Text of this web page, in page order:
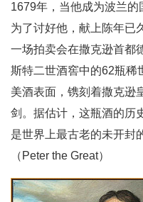
1679年，当他成为波兰
为了讨好他，献上陈年
一场拍卖会在撒克逊首都
斯特二世酒窖中的62瓶稀
美酒表面，镌刻着撒克
剑。据估计，这瓶酒的历
是世界上最古老的未开
（Peter the Great）